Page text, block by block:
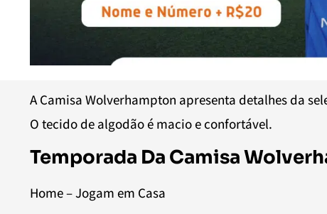
A Camisa Wolverhampton apresenta detalhes da
O tecido de algodão é macio e confortável.
Temporada Da Camisa
Home – Jogam em Casa